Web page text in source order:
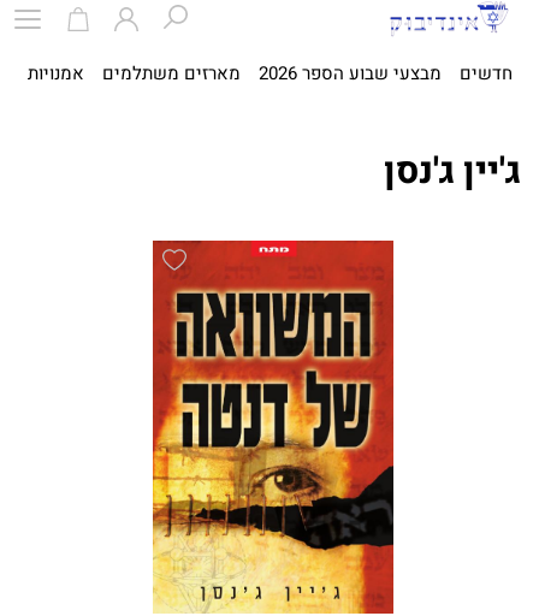
חדשים מבצעי שבוע הספר 2026 מארזים משתלמים אמנויות
ג'יין ג'נסן